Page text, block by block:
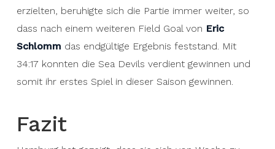
erzielten, beruhigte sich die Partie immer weiter, so
dass nach einem weiteren Field Goal von Eric
Schlomm das endgültige Ergebnis feststand. Mit
34:17 konnten die Sea Devils verdient gewinnen und
somit ihr erstes Spiel in dieser Saison gewinnen.
Fazit